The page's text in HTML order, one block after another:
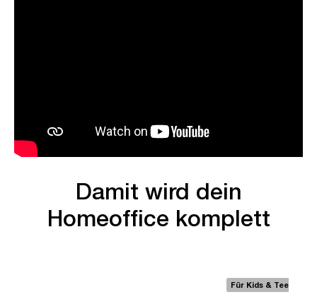
Damit wird dein
Homeoffice komplett
Für Kids & Teens